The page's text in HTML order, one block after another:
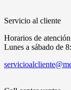
Servicio al cliente
Horarios de
Lunes a sábado de